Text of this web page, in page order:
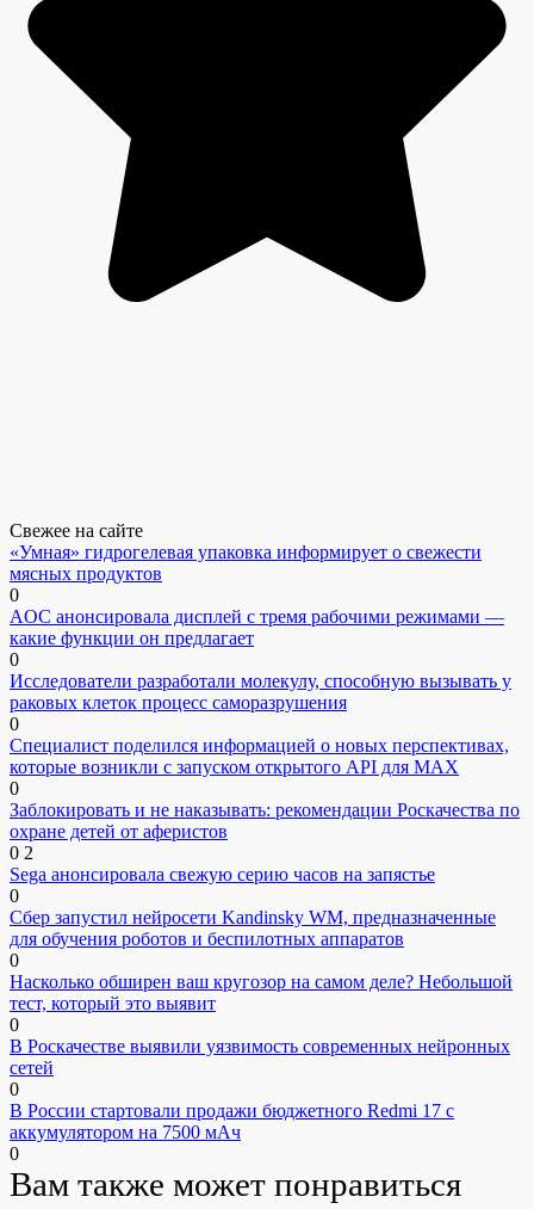
Свежее на сайте
«Умная» гидрогелевая упаковка информирует о свежести
мясных продуктов
0
AOC анонсировала дисплей с тремя рабочими режимами —
какие функции он предлагает
0
Исследователи разработали молекулу, способную вызывать у
раковых клеток процесс саморазрушения
0
Специалист поделился информацией о новых перспективах,
которые возникли с запуском открытого API для МАХ
0
Заблокировать и не наказывать: рекомендации Роскачества по
охране детей от аферистов
0 2
Sega анонсировала свежую серию часов на запястье
0
Сбер запустил нейросети Kandinsky WM, предназначенные
для обучения роботов и беспилотных аппаратов
0
Насколько обширен ваш кругозор на самом деле? Небольшой
тест, который это выявит
0
В Роскачестве выявили уязвимость современных нейронных
сетей
0
В России стартовали продажи бюджетного Redmi 17 с
аккумулятором на 7500 мАч
0
Вам также может понравиться